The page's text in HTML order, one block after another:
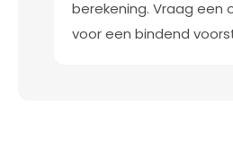
berekening. Vraag een
voor een bindend